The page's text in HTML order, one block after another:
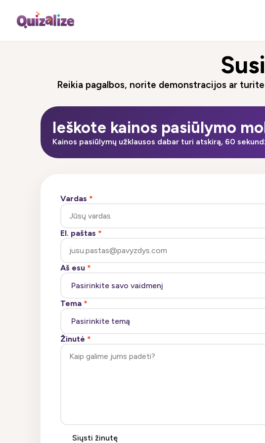
Reikia pagalbos, norite demonstracijos ar
Ieškote kainos pasiūlymo
Kainos pasiūlymų užklausos dabar turi atskirą, 60
Vardas *
El. paštas *
Aš esu *
Tema *
Žinutė *
Siųsti žinutę